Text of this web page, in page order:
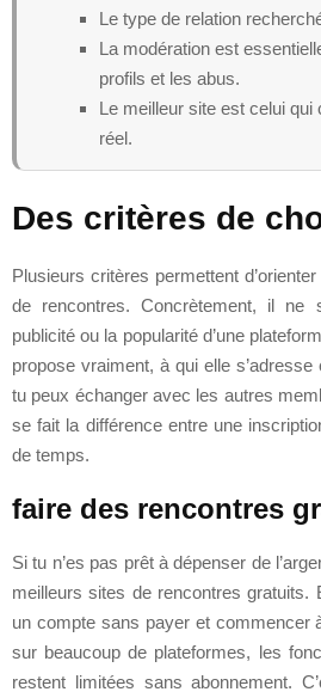
Le type de relation
La modération est
profils et les abus.
Le meilleur site est celui
réel.
Des critères de
Plusieurs critères permettent
de rencontres. Concrètement, il ne
publicité ou la popularité d’une
propose vraiment, à qui elle
tu peux échanger avec les autres
se fait la différence entre une
de temps.
faire des rencontres
Si tu n’es pas prêt à dépenser de
meilleurs sites de rencontres gratuits.
un compte sans payer et commencer
sur beaucoup de plateformes, les
restent limitées sans abonnement.